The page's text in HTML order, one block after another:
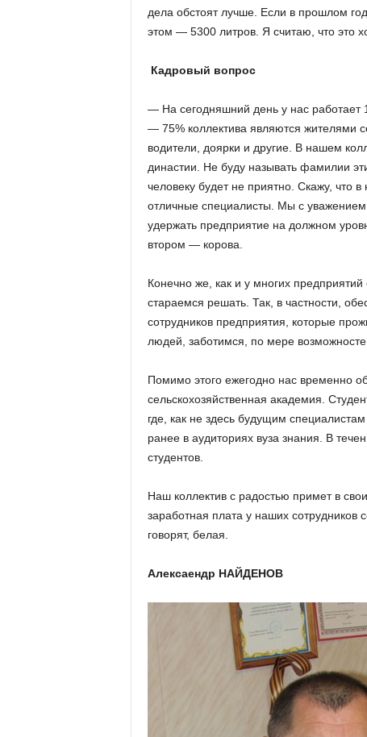
дела обстоят лучше. Если в прошлом
этом — 5300 литров. Я считаю, что это
Кадровый вопрос
— На сегодняшний день у нас работает
— 75% коллектива являются жителями
водители, доярки и другие. В нашем
династии. Не буду называть фамилии
человеку будет не приятно. Скажу, что
отличные специалисты. Мы с
удержать предприятие на должном
втором — корова.
Конечно же, как и у многих
стараемся решать. Так, в частности,
сотрудников предприятия, которые
людей, заботимся, по мере
Помимо этого ежегодно нас временно
сельскохозяйственная академия.
где, как не здесь будущим
ранее в аудиториях вуза знания. В
студентов.
Наш коллектив с радостью примет в
заработная плата у наших сотрудников
говорят, белая.
Алексаендр НАЙДЕНОВ